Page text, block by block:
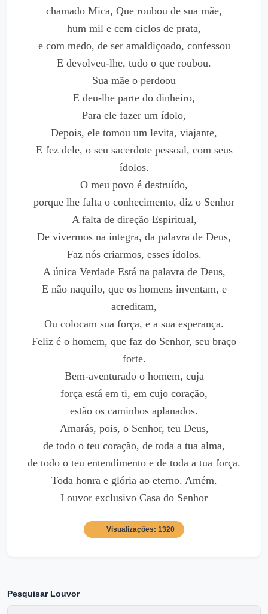
chamado Mica, Que roubou de sua mãe,
hum mil e cem ciclos de prata,
e com medo, de ser amaldiçoado, confessou
E devolveu-lhe, tudo o que roubou.
Sua mãe o perdoou
E deu-lhe parte do dinheiro,
Para ele fazer um ídolo,
Depois, ele tomou um levita, viajante,
E fez dele, o seu sacerdote pessoal, com seus
ídolos.
O meu povo é destruído,
porque lhe falta o conhecimento, diz o Senhor
A falta de direção Espiritual,
De vivermos na íntegra, da palavra de Deus,
Faz nós criarmos, esses ídolos.
A única Verdade Está na palavra de Deus,
E não naquilo, que os homens inventam, e
acreditam,
Ou colocam sua força, e a sua esperança.
Feliz é o homem, que faz do Senhor, seu braço
forte.
Bem-aventurado o homem, cuja
força está em ti, em cujo coração,
estão os caminhos aplanados.
Amarás, pois, o Senhor, teu Deus,
de todo o teu coração, de toda a tua alma,
de todo o teu entendimento e de toda a tua força.
Toda honra e glória ao eterno. Amém.
Louvor exclusivo Casa do Senhor
Visualizações: 1320
Pesquisar Louvor